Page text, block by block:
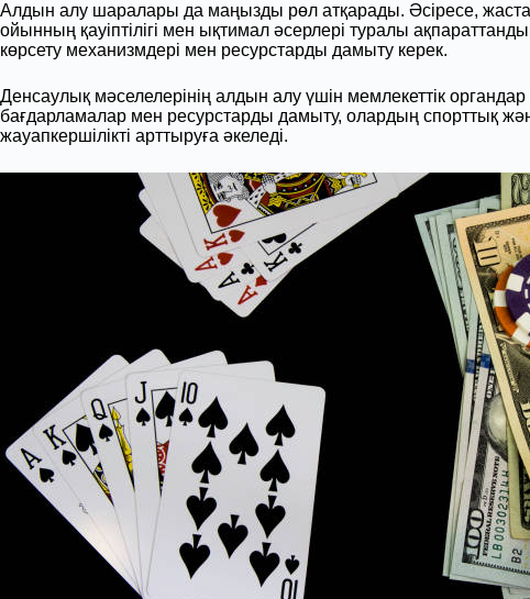
Алдын алу шаралары да маңызды рөл атқарады. Әсіресе,
ойынның қауіптілігі мен ықтимал әсерлері туралы
көрсету механизмдері мен ресурстарды дамыту керек.
Денсаулық мәселелерінің алдын алу үшін мемлекеттік
бағдарламалар мен ресурстарды дамыту, олардың спорттық
жауапкершілікті арттыруға әкеледі.